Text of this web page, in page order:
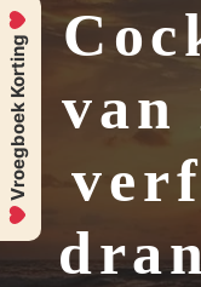
van
Vroegboek Korting